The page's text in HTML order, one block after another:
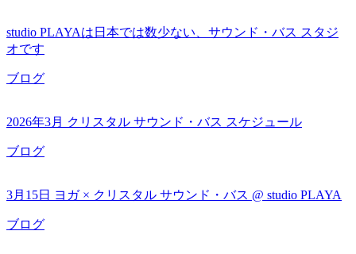
studio PLAYAは日本では数少ない、サウンド・バス スタジ
オです
ブログ
2026年3月 クリスタル サウンド・バス スケジュール
ブログ
3月15日 ヨガ × クリスタル サウンド・バス @ studio PLAYA
ブログ